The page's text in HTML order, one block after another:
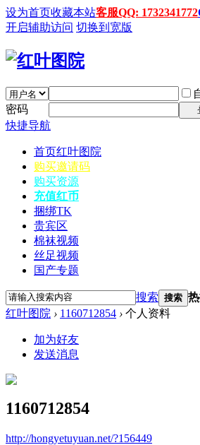
设为首页收藏本站客服QQ: 1732341772
开启辅助访问 切换到宽版
密码
快捷导航
首页红叶图院
购买邀请码
购买资源
充值红币
捆绑TK
贵宾区
棉袜视频
丝足视频
国产专题
搜索 搜索
红叶图院 › 1160712854 › 个人资料
加为好友
发送消息
1160712854
http://hongyetuyuan.net/?156449